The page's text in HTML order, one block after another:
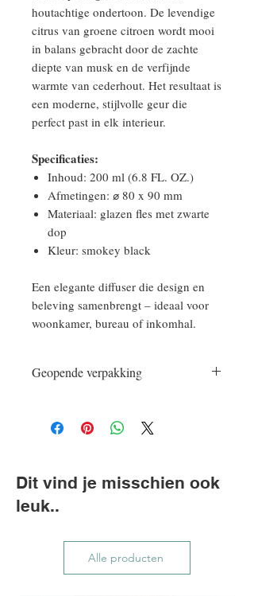
houtachtige ondertoon. De levendige
citrus van groene citroen wordt mooi
in balans gebracht door de zachte
diepte van musk en de verfijnde
warmte van cederhout. Het resultaat is
een moderne, stijlvolle geur die
perfect past in elk interieur.
Specificaties:
Inhoud: 200 ml (6.8 FL. OZ.)
Afmetingen: ⌀ 80 x 90 mm
Materiaal: glazen fles met zwarte
dop
Kleur: smokey black
Een elegante diffuser die design en
beleving samenbrengt – ideaal voor
woonkamer, bureau of inkomhal.
Geopende verpakking
onder het retourbeleid
Dit vind je misschien ook
leuk..
Alle producten